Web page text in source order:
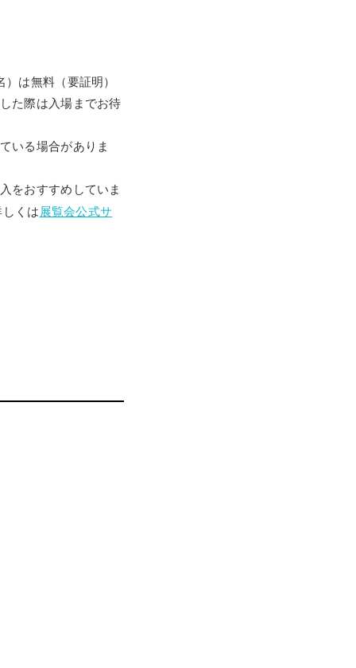
は無料（要証明）
た際は入場までお待
いる場合がありま
をおすすめしていま
くは 展覧会公式サ